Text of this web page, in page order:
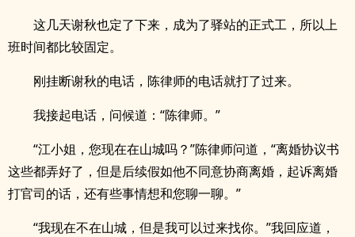
这几天谢秋也定了下来，成为了驿站的正式工，所以上
班时间都比较固定。
刚挂断谢秋的电话，陈律师的电话就打了过来。
我接起电话，问候道：“陈律师。”
“江小姐，您现在在山城吗？”陈律师问道，“离婚协议书
这些都弄好了，但是后续假如他不同意协商离婚，起诉离婚
打官司的话，还有些事情想和您聊一聊。”
“我现在不在山城，但是我可以过来找你。”我回应道，